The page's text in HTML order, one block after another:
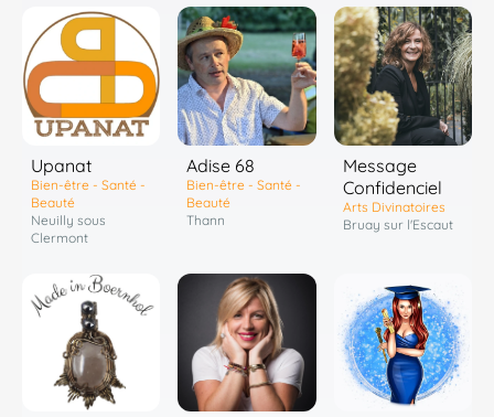
Upanat
Bien-être - Santé -
Beauté
Neuilly sous
Clermont
Adise 68
Bien-être - Santé -
Beauté
Thann
Message
Confidenciel
Arts Divinatoires
Bruay sur l'Escaut